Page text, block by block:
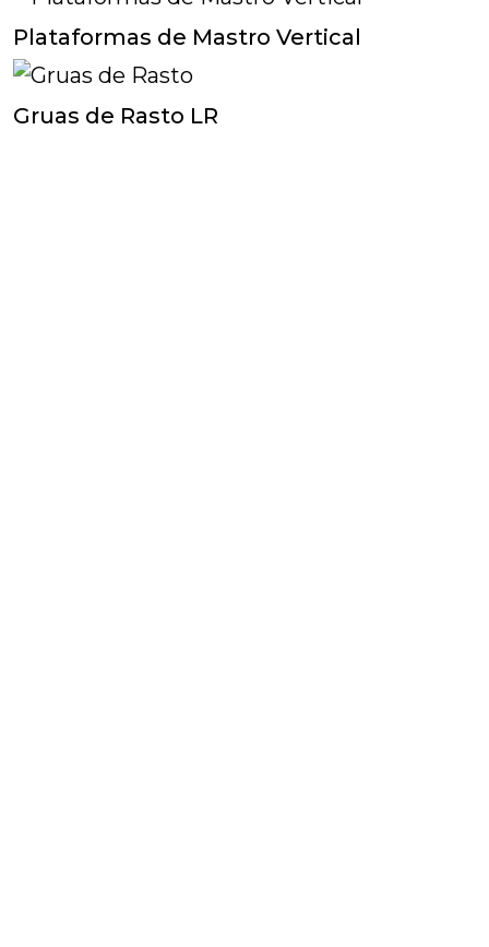
Plataformas de Mastro Vertical
Gruas de Rasto LR